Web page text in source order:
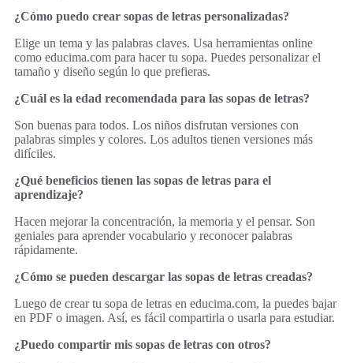
¿Cómo puedo crear sopas de letras personalizadas?
Elige un tema y las palabras claves. Usa herramientas online
como educima.com para hacer tu sopa. Puedes personalizar el
tamaño y diseño según lo que prefieras.
¿Cuál es la edad recomendada para las sopas de letras?
Son buenas para todos. Los niños disfrutan versiones con
palabras simples y colores. Los adultos tienen versiones más
difíciles.
¿Qué beneficios tienen las sopas de letras para el
aprendizaje?
Hacen mejorar la concentración, la memoria y el pensar. Son
geniales para aprender vocabulario y reconocer palabras
rápidamente.
¿Cómo se pueden descargar las sopas de letras creadas?
Luego de crear tu sopa de letras en educima.com, la puedes bajar
en PDF o imagen. Así, es fácil compartirla o usarla para estudiar.
¿Puedo compartir mis sopas de letras con otros?